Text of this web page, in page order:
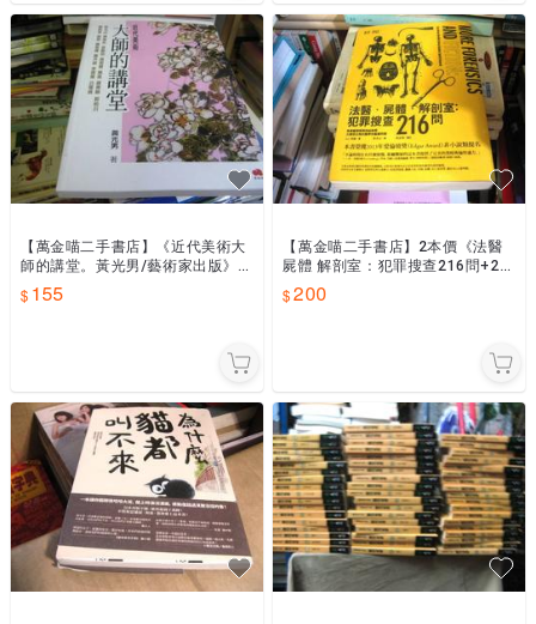
【萬金喵二手書店】《近代美術大
師的講堂。黃光男/藝術家出版》#
67HY51
155
【萬金喵二手書店】2本價《法醫
屍體 解剖室：犯罪搜查216問+2謀
殺診斷書》#67HY51
200